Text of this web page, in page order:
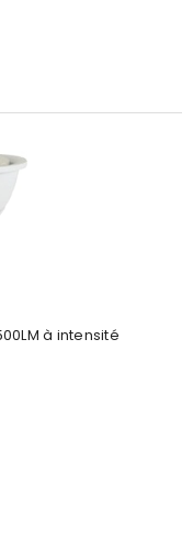
à intensité